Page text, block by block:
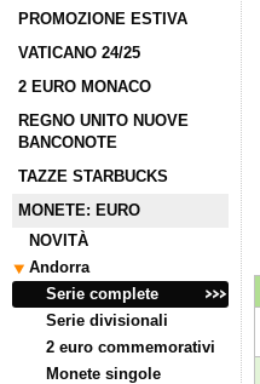
PROMOZIONE ESTIVA
VATICANO 24/25
2 EURO MONACO
REGNO UNITO NUOVE
BANCONOTE
TAZZE STARBUCKS
MONETE: EURO
NOVITÀ
Andorra
Serie complete
Serie divisionali
2 euro commemorativi
Monete singole